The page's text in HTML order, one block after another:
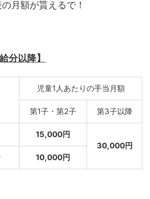
月額が貰えるで！
分以降】
児童1人あたりの手当月額
第1子・第2子 第3子以降
15,000円
30,000円
10,000円